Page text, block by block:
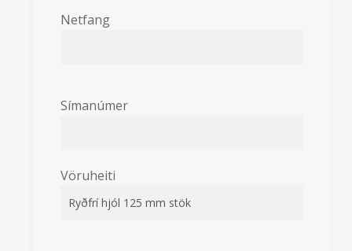
Netfang
Símanúmer
Vöruheiti